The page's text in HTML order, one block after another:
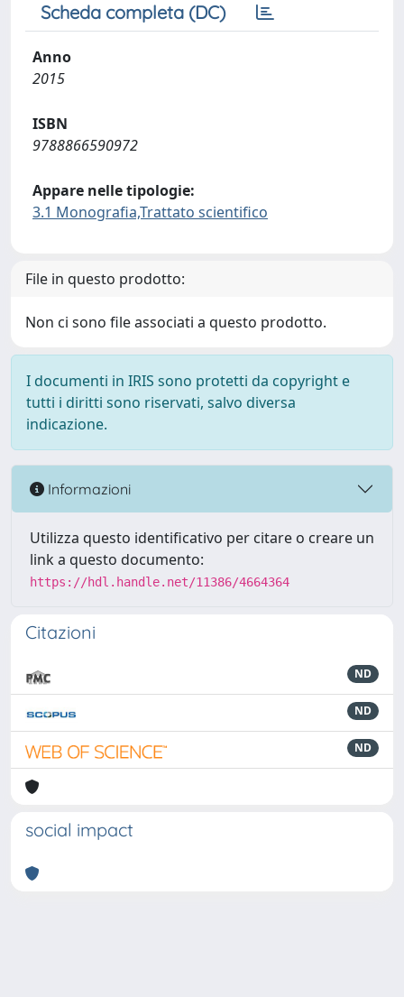
Scheda completa (DC)
Anno
2015
ISBN
9788866590972
Appare nelle tipologie:
3.1 Monografia,Trattato scientifico
File in questo prodotto:
Non ci sono file associati a questo prodotto.
I documenti in IRIS sono protetti da copyright e
tutti i diritti sono riservati, salvo diversa
indicazione.
Informazioni
Utilizza questo identificativo per citare o creare un
link a questo documento:
https://hdl.handle.net/11386/4664364
Citazioni
ND
ND
ND
social impact